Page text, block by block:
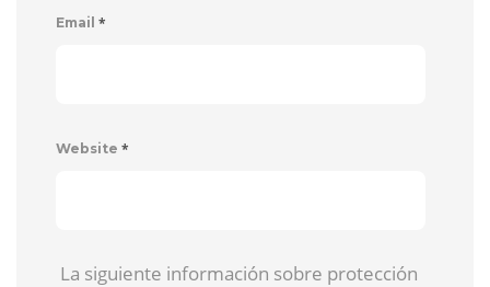
Email *
Website *
La siguiente información sobre protección